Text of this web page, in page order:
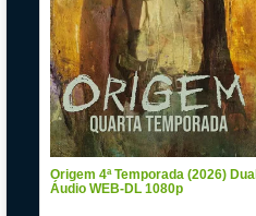
Origem 4ª Temporada (2026) Dual
Áudio WEB-DL 1080p